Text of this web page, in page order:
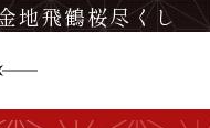
地飛鶴桜尽くし